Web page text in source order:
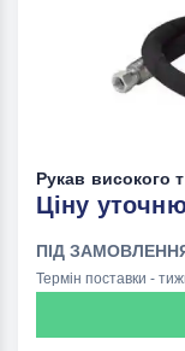
Рукав високого
Ціну
ПІД
Термін поставки -